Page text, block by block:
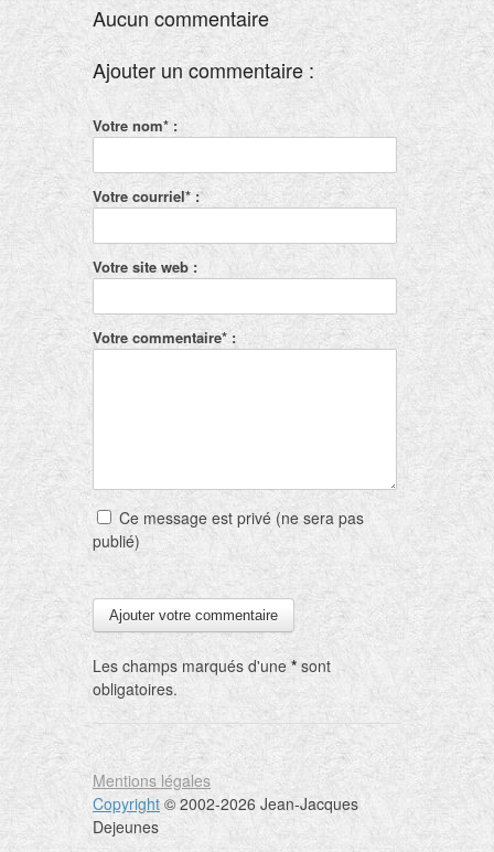
Aucun commentaire
Ajouter un commentaire :
Votre nom* :
Votre courriel* :
Votre site web :
Votre commentaire* :
Ce message est privé (ne sera pas
publié)
Les champs marqués d'une * sont
obligatoires.
Mentions légales
Copyright © 2002-2026 Jean-Jacques
Dejeunes